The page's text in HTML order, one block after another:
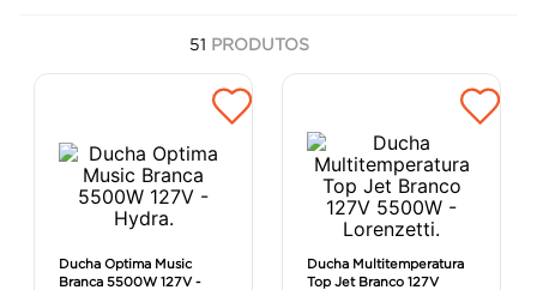
51 PRODUTOS
Ducha Optima Music
Branca 5500W 127V -
Ducha Multitemperatura
Top Jet Branco 127V
massa corrida
chuveiro
porta